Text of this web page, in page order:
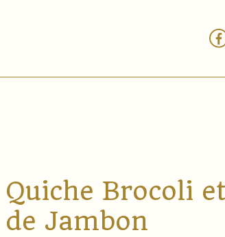
Quiche Brocoli
de Jambon